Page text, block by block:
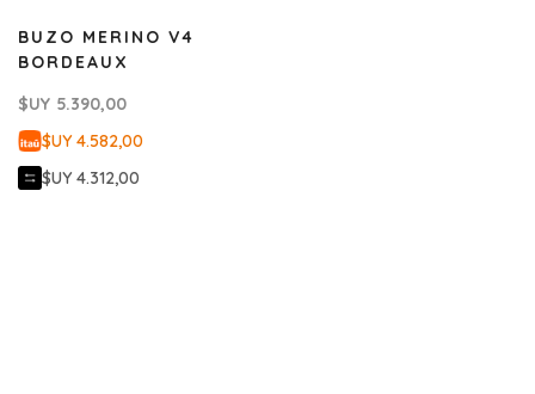
BUZO MERINO V4
BORDEAUX
$UY 5.390,00
$UY 4.582,00
$UY 4.312,00